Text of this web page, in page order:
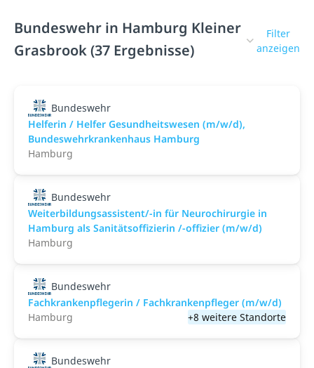
Bundeswehr in Hamburg Kleiner
Grasbrook (37 Ergebnisse)
Filter
anzeigen
Bundeswehr
Helferin / Helfer Gesundheitswesen (m/w/d),
Bundeswehrkrankenhaus Hamburg
Hamburg
Bundeswehr
Weiterbildungsassistent/-in für Neurochirurgie in
Hamburg als Sanitätsoffizierin /-offizier (m/w/d)
Hamburg
Bundeswehr
Fachkrankenpflegerin / Fachkrankenpfleger (m/w/d)
Hamburg
+8 weitere Standorte
Bundeswehr